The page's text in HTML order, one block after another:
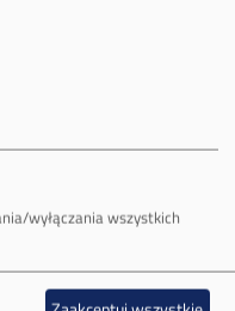
Węglowy
wyłączania wszystkich